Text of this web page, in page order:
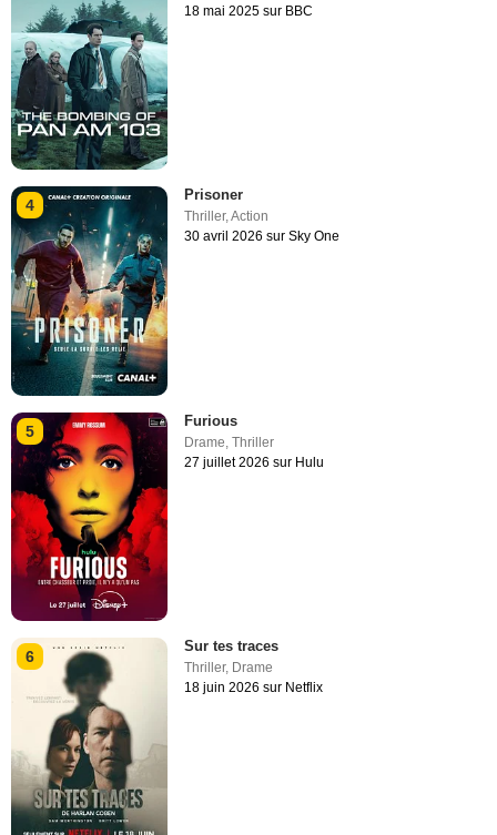
18 mai 2025 sur BBC
4
Prisoner
Thriller,Action
30 avril 2026 sur Sky One
5
Furious
Drame ,Thriller
27 juillet 2026 sur Hulu
6
Sur tes traces
Thriller, Drame
18 juin 2026 sur Netflix